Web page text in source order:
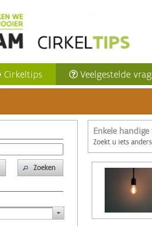
Cirkeltips Veelgestelde
Zoeken
Enkele
Zoekt u iets